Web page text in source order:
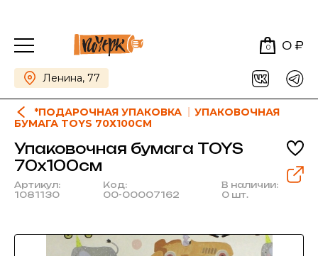
0 0 ₽
Ленина, 77
*ПОДАРОЧНАЯ УПАКОВКА
УПАКОВОЧНАЯ
БУМАГА TOYS 70Х100СМ
Упаковочная бумага TOYS
70х100см
Артикул:
1081130
Код:
00-00007162
В наличии:
0 шт.